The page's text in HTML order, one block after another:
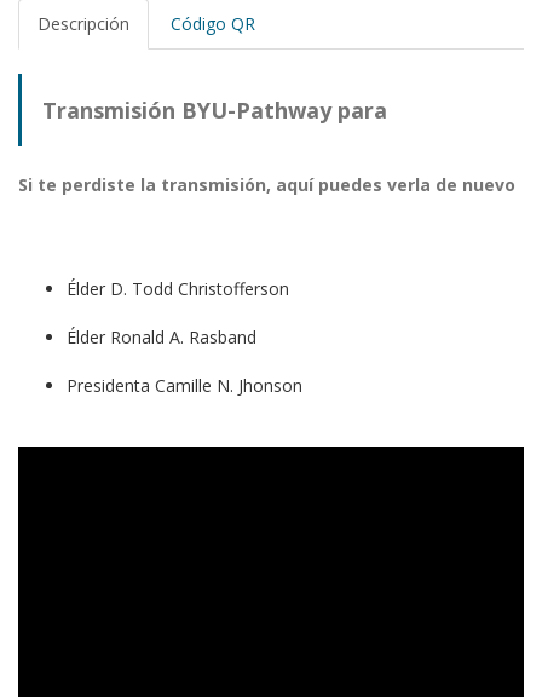
Descripción Código QR
Transmisión BYU-Pathway para
latinoamérica
Si te perdiste la transmisión, aquí puedes verla de nuevo
Élder D. Todd Christofferson
Élder Ronald A. Rasband
Presidenta Camille N. Jhonson